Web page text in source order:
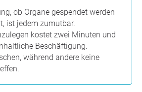
ob Organe gespendet werden
ist jedem zumutbar.
kostet zwei Minuten und
Beschäftigung.
während andere keine